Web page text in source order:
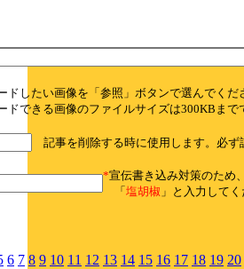
ドしたい画像を「参照」ボタンで選んでくだ
ドできる画像のファイルサイズは300KBまで
記事を削除する時に使用します。必ず
*宣伝書き込み対策のため
「 塩胡椒 」と入力して
6 7 8 9 10 11 12 13 14 15 16 17 18 19 20